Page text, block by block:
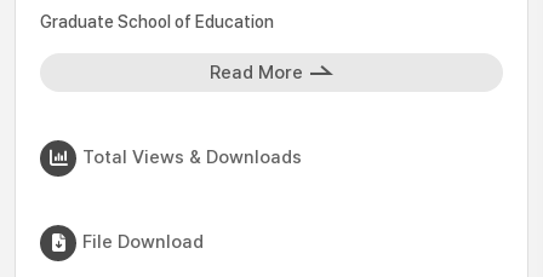
Graduate School of Education
Read More
Total Views & Downloads
File Download